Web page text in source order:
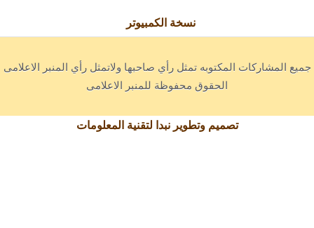
نسخة الكمبيوتر
جميع المشاركات المكتوبه تمثل رأي صاحبها ولاتمثل رأي المنبر الاعلامى
الحقوق محفوظة للمنبر الاعلامى
تصميم وتطوير نبدا لتقنية المعلومات